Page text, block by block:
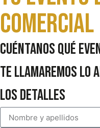
comercial
Cuéntanos qué
te llamaremos lo
los detalles